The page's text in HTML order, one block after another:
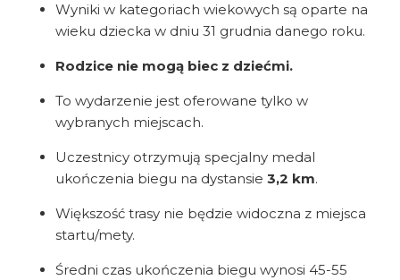
Wyniki w kategoriach wiekowych są oparte na
wieku dziecka w dniu 31 grudnia danego roku.
Rodzice nie mogą biec z dziećmi.
To wydarzenie jest oferowane tylko w
wybranych miejscach.
Uczestnicy otrzymują specjalny medal
ukończenia biegu na dystansie3,2 km.
Większość trasy nie będzie widoczna z miejsca
startu/mety.
Średni czas ukończenia biegu wynosi 45-55